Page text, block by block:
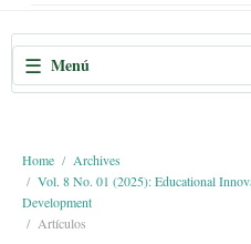
i
o
n
a
i
n
☰ Menú
Home
Archives
Vol. 8 No. 01 (2025): Educational
Development
Artículos